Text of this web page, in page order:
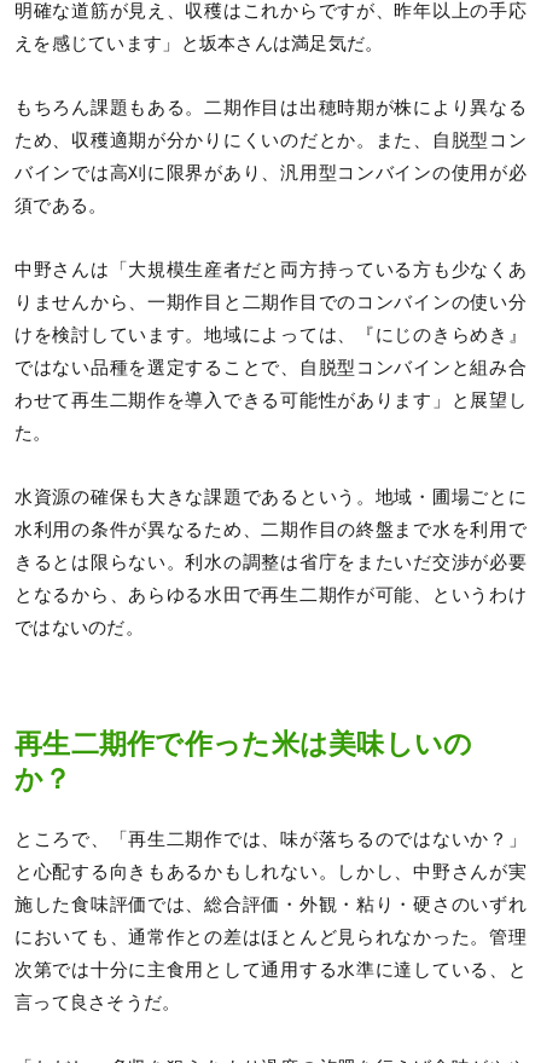
明確な道筋が見え、収穫はこれからですが、昨年以上の手応
えを感じています」と坂本さんは満足気だ。
もちろん課題もある。二期作目は出穂時期が株により異なる
ため、収穫適期が分かりにくいのだとか。また、自脱型コン
バインでは高刈に限界があり、汎用型コンバインの使用が必
須である。
中野さんは「大規模生産者だと両方持っている方も少なくあ
りませんから、一期作目と二期作目でのコンバインの使い分
けを検討しています。地域によっては、『にじのきらめき』
ではない品種を選定することで、自脱型コンバインと組み合
わせて再生二期作を導入できる可能性があります」と展望し
た。
水資源の確保も大きな課題であるという。地域・圃場ごとに
水利用の条件が異なるため、二期作目の終盤まで水を利用で
きるとは限らない。利水の調整は省庁をまたいだ交渉が必要
となるから、あらゆる水田で再生二期作が可能、というわけ
ではないのだ。
再生二期作で作った米は美味しいの
か？
ところで、「再生二期作では、味が落ちるのではないか？」
と心配する向きもあるかもしれない。しかし、中野さんが実
施した食味評価では、総合評価・外観・粘り・硬さのいずれ
においても、通常作との差はほとんど見られなかった。管理
次第では十分に主食用として通用する水準に達している、と
言って良さそうだ。